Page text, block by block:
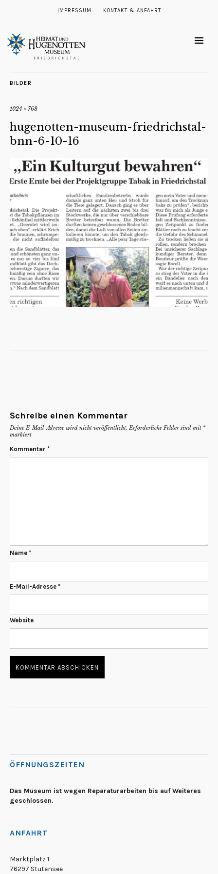
IMPRESSUM KONTAKT & ANFAHRT
BILDER
1024 × 768
hugenotten-museum-friedrichstal-
bnn-6-10-16
Schreibe einen Kommentar
Deine E-Mail-Adresse wird nicht veröffentlicht. Erforderliche Felder sind mit *
markiert
Kommentar *
Name *
E-Mail-Adresse *
Website
ÖFFNUNGSZEITEN
Das Museum ist wegen Reparaturarbeiten bis auf Weiteres
geschlossen.
ANFAHRT
Marktplatz 1
76297 Stutensee